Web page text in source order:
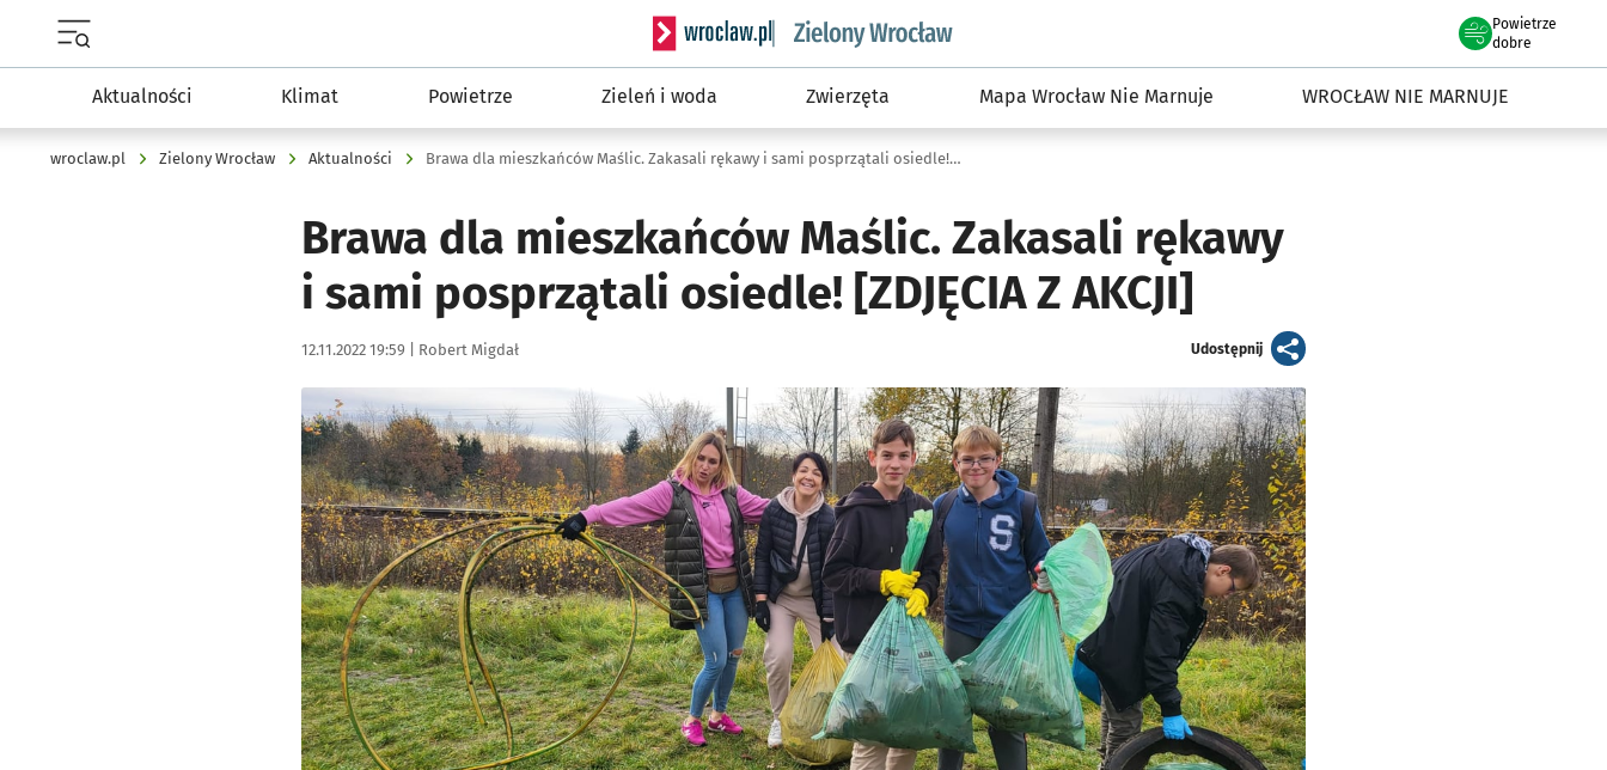
Serwis informacyjny wroclaw.pl podserwis: Środowisko we Wrocławiu
Powietrze
we Wrocławiu
dobre
Aktualności Klimat Powietrze Zieleń i woda Zwierzęta Mapa Wrocław Nie Marnuje WROCŁAW NIE MARNUJE
wroclaw.pl Zielony Wrocław Aktualności Brawa dla mieszkańców Maślic. Zakasali rękawy i sami posprzątali osiedle! [ZDJĘCIA Z AKCJI]
Brawa dla mieszkańców Maślic. Zakasali rękawy
i sami posprzątali osiedle! [ZDJĘCIA Z AKCJI]
Data publikacji:
12.11.2022 19:59 | Autor:
Robert Migdał Udostępnijartykuł
Kliknij, aby zobaczyć galerię